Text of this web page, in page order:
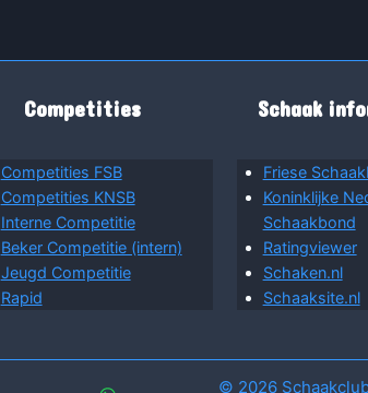
Competities
Competities FSB
Competities KNSB
Interne Competitie
Beker Competitie (intern)
Jeugd Competitie
Rapid
Schaak
Friese
Koninklijke
Schaakbond
Ratingviewer
Schaken.nl
Schaaksite.nl
© 2026